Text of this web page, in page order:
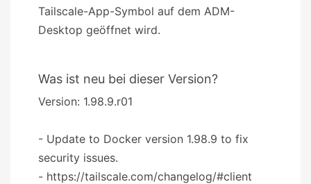
Tailscale-App-Symbol auf dem ADM-
Desktop geöffnet wird.
Was ist neu bei dieser Version?
Version: 1.98.9.r01
- Update to Docker version 1.98.9 to fix
security issues.
- https://tailscale.com/changelog/#client